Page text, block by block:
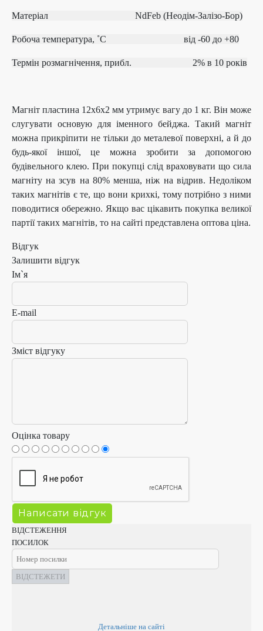
ВІДСТЕЖЕННЯ
ПОСИЛОК
ВІДСТЕЖЕТИ
Детальніше на сайті
Матеріал NdFeb (Неодім-Залізо-Бор)
Робоча температура, ˚С від ‐60 до +80
Термін розмагнічення, прибл. 2% в 10 років
Магніт пластина 12х6х2 мм утримує вагу до 1 кг. Він може
слугувати основую для іменного бейджа. Такий магніт
можна прикріпити не тільки до металевої поверхні, а й до
будь-якої іншої, це можна зробити за допомогою
будівельного клею. При покупці слід враховувати що сила
магніту на зсув на 80% менша, ніж на відрив. Недоліком
таких магнітів є те, що вони крихкі, тому потрібно з ними
поводитися обережно. Якщо вас цікавить покупка великої
партії таких магнітів, то на сайті представлена оптова ціна.
Відгук
Залишити відгук
Ім`я
E-mail
Зміст відгуку
Оцінка товару